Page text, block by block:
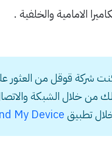
الامامية والخلفية .
شركة قوقل من العثور
من خلال الشبكة
تطبيقMy Device